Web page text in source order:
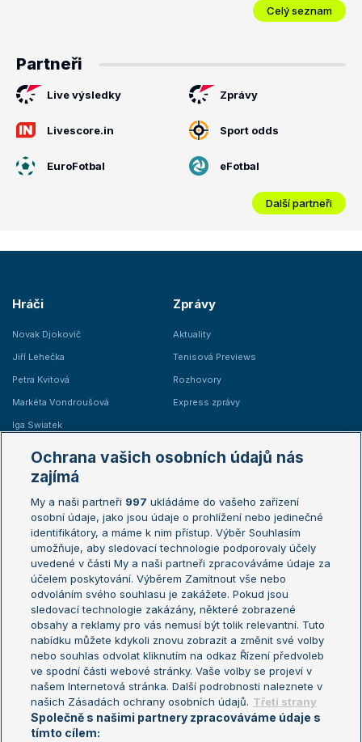
Celý seznam
Partneři
Live výsledky Zprávy
Livescore.in Sport odds
EuroFotbal eFotbal
Další partneři
Hráči
Novak Djokovič
Jiří Lehečka
Petra Kvitová
Markéta Vondroušová
Iga Swiatek
Zprávy
Aktuality
Tenisová Previews
Rozhovory
Express zprávy
Žebříčky
Žebříček ATP (muži)
Žebříček WTA (ženy)
Sázkařský žebříček
Australian Open
French Open
Wimbledon
US Open
Turnaj mistrů
Turnaj mistryň
Aktualní trendy
Fotbalové přestupy
Livesport Daily
LS Prague Open
Ochrana vašich osobních údajů nás
zajímá
My a naši partneři 997 ukládáme do vašeho zařízení
osobní údaje, jako jsou údaje o prohlížení nebo jedinečné
identifikátory, a máme k nim přístup. Výběr Souhlasím
umožňuje, aby sledovací technologie podporovaly účely
uvedené v části My a naši partneři zpracováváme údaje za
účelem poskytování. Výběrem Zamítnout vše nebo
odvoláním svého souhlasu je zakážete. Pokud jsou
sledovací technologie zakázány, některé zobrazené
obsahy a reklamy pro vás nemusí být tolik relevantní. Tuto
nabídku můžete kdykoli znovu zobrazit a změnit své volby
nebo souhlas odvolat kliknutím na odkaz Řízení předvoleb
ve spodní části webové stránky. Vaše volby se projeví v
našem Internetová stránka. Další podrobnosti naleznete v
našich Zásadách ochrany osobních údajů. Třetí strany
Společně s našimi partnery zpracováváme údaje s
tímto cílem: